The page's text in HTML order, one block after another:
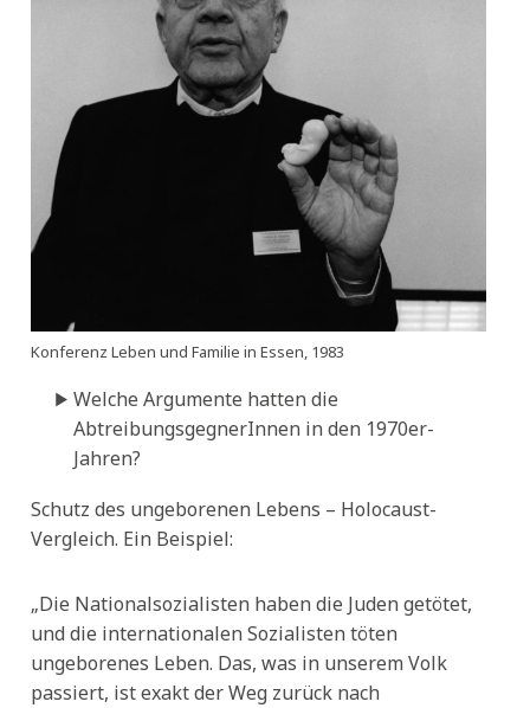
Konferenz Leben und Familie in Essen, 1983
Welche Argumente hatten die
AbtreibungsgegnerInnen in den 1970er-
Jahren?
Schutz des ungeborenen Lebens – Holocaust-
Vergleich. Ein Beispiel:
„Die Nationalsozialisten haben die Juden getötet,
und die internationalen Sozialisten töten
ungeborenes Leben. Das, was in unserem Volk
passiert, ist exakt der Weg zurück nach